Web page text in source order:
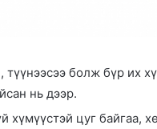
болж бүр их
нь дээр.
цуг байгаа,